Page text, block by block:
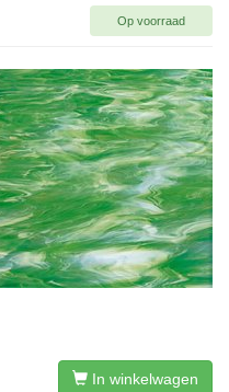
Op voorraad
In winkelwagen